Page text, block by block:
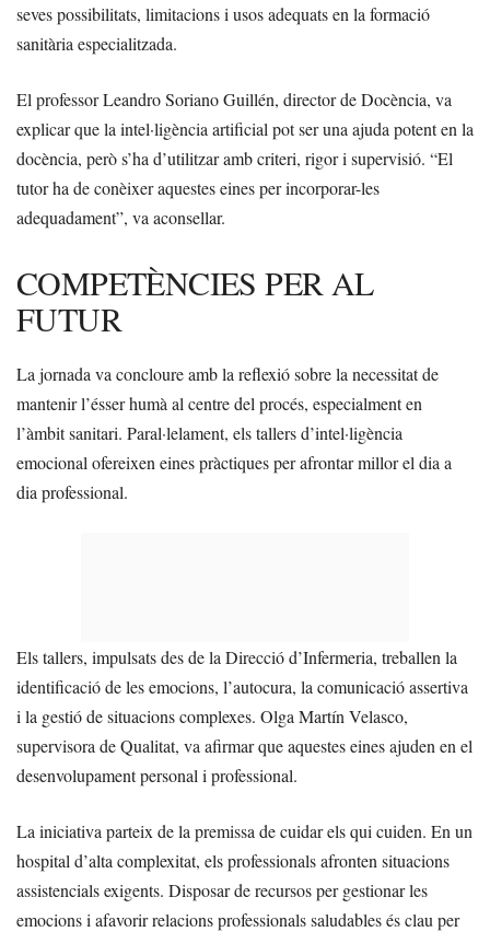
seves possibilitats, limitacions i usos adequats en la formació
sanitària especialitzada.
El professor Leandro Soriano Guillén, director de Docència, va
explicar que la intel·ligència artificial pot ser una ajuda potent en la
docència, però s’ha d’utilitzar amb criteri, rigor i supervisió. “El
tutor ha de conèixer aquestes eines per incorporar-les
adequadament”, va aconsellar.
COMPETÈNCIES PER AL
FUTUR
La jornada va concloure amb la reflexió sobre la necessitat de
mantenir l’ésser humà al centre del procés, especialment en
l’àmbit sanitari. Paral·lelament, els tallers d’intel·ligència
emocional ofereixen eines pràctiques per afrontar millor el dia a
dia professional.
Els tallers, impulsats des de la Direcció d’Infermeria, treballen la
identificació de les emocions, l’autocura, la comunicació assertiva
i la gestió de situacions complexes. Olga Martín Velasco,
supervisora de Qualitat, va afirmar que aquestes eines ajuden en el
desenvolupament personal i professional.
La iniciativa parteix de la premissa de cuidar els qui cuiden. En un
hospital d’alta complexitat, els professionals afronten situacions
assistencials exigents. Disposar de recursos per gestionar les
emocions i afavorir relacions professionals saludables és clau per